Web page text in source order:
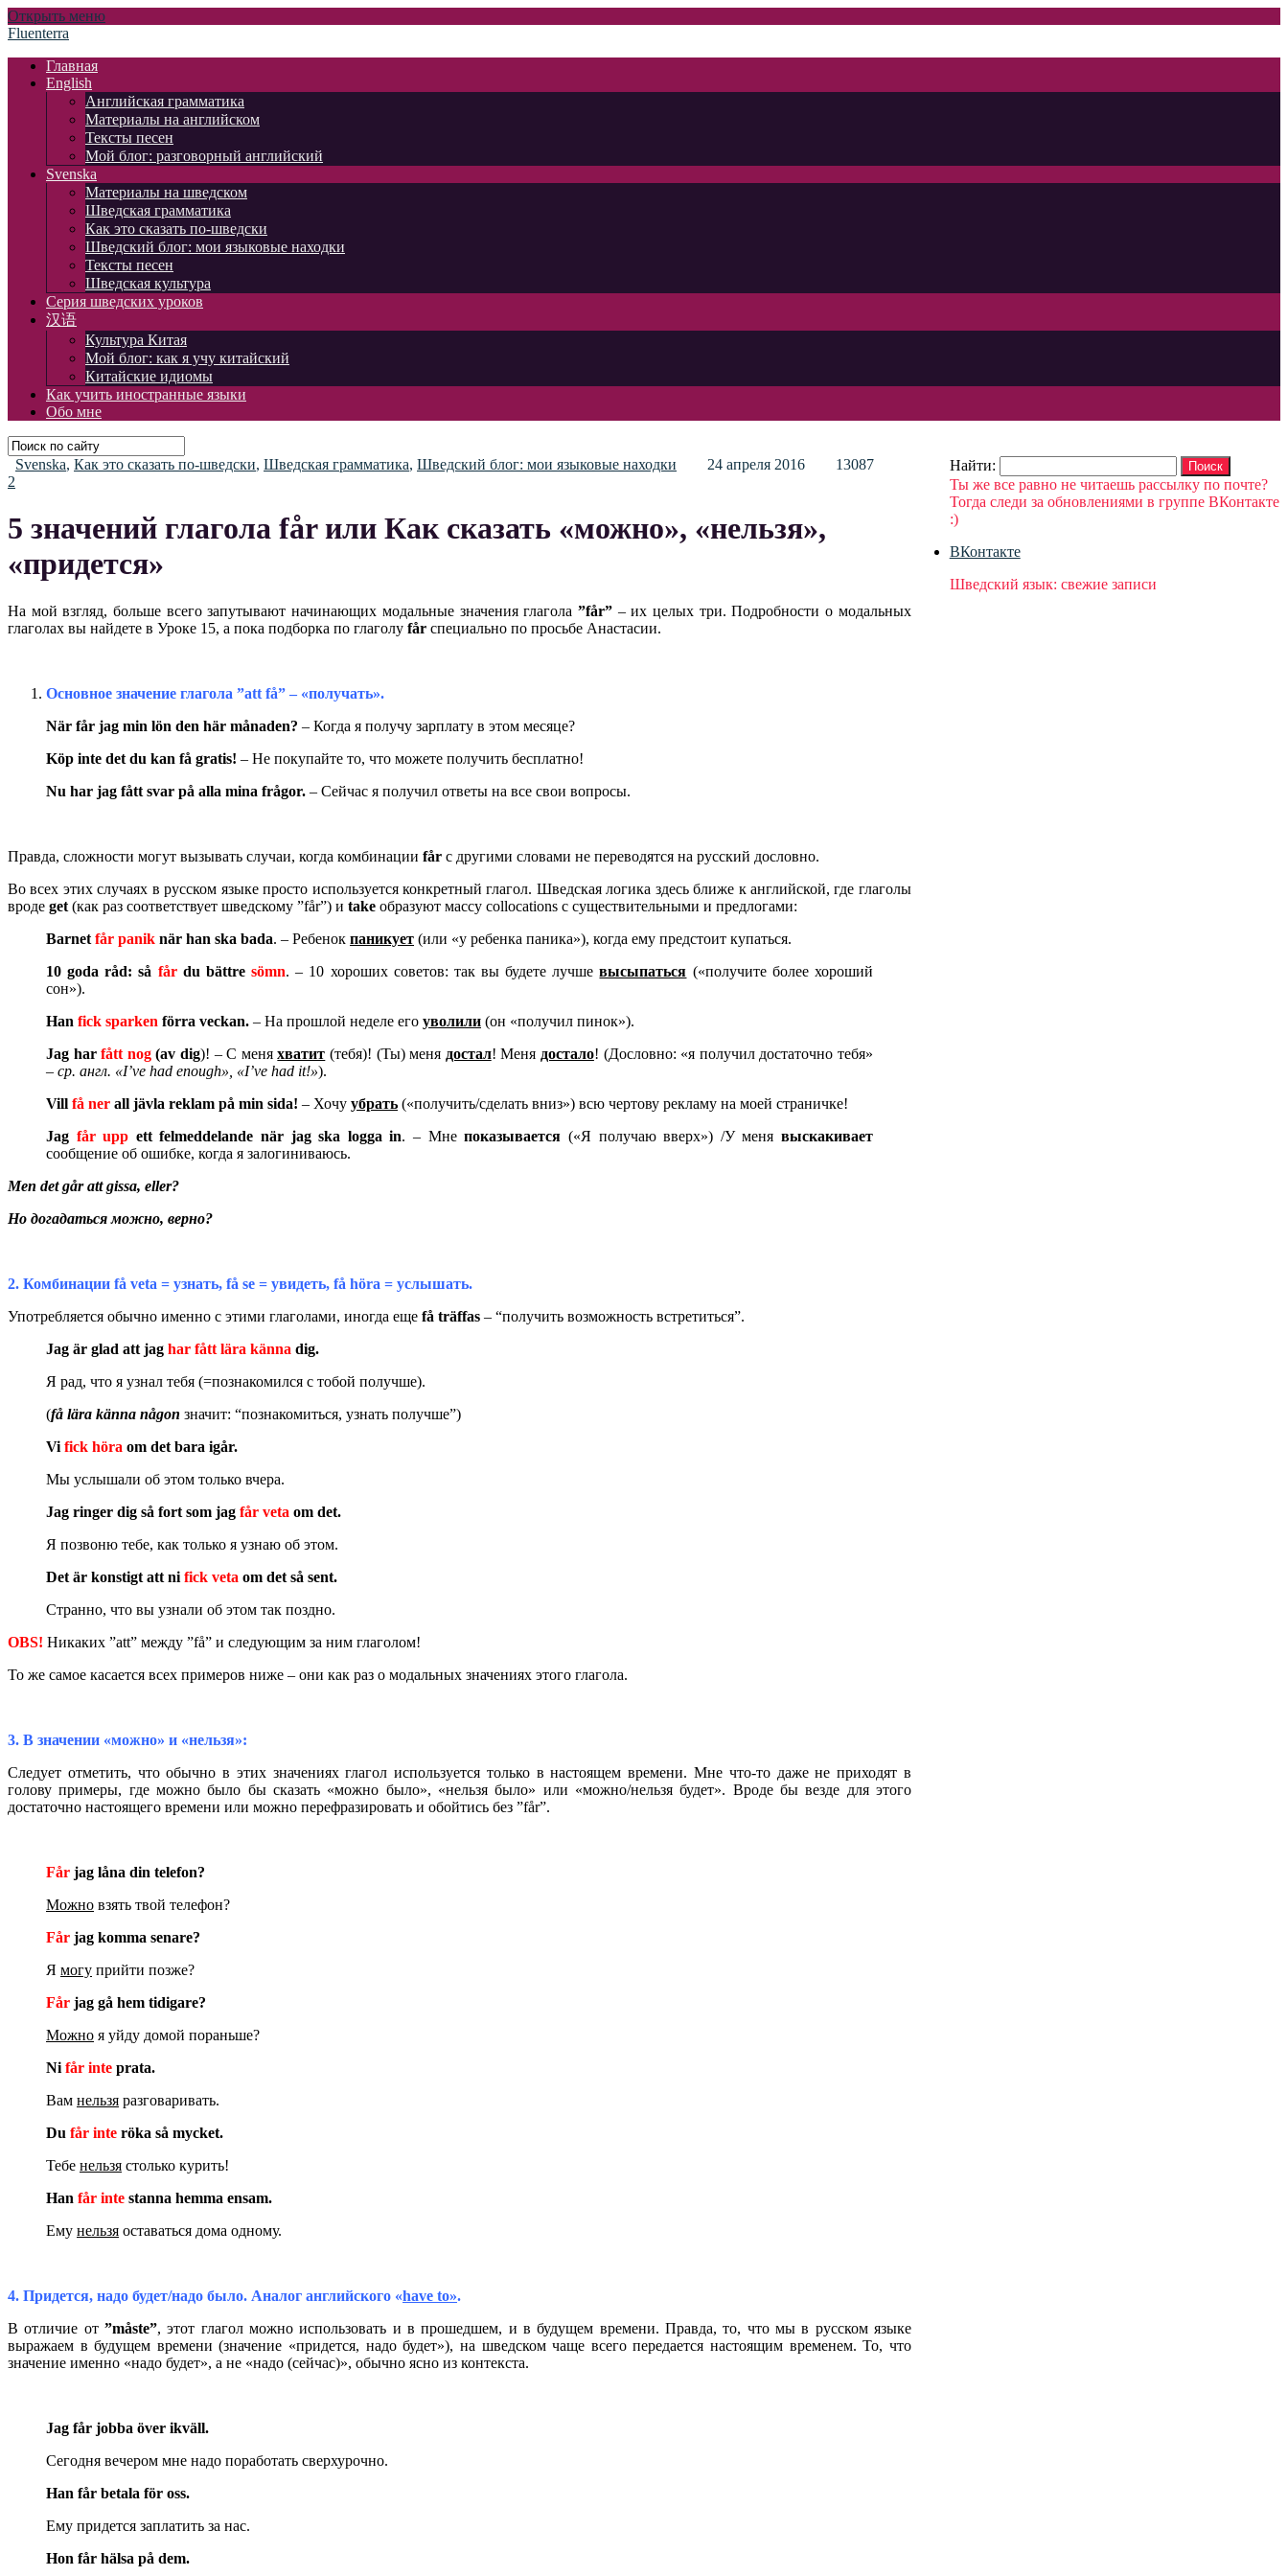
Открыть меню
Fluenterra
Главная
English
Английская грамматика
Материалы на английском
Тексты песен
Мой блог: разговорный английский
Svenska
Материалы на шведском
Шведская грамматика
Как это сказать по-шведски
Шведский блог: мои языковые находки
Тексты песен
Шведская культура
Серия шведских уроков
汉语
Культура Китая
Мой блог: как я учу китайский
Китайские идиомы
Как учить иностранные языки
Обо мне
Svenska, Как это сказать по-шведски, Шведская грамматика, Шведский блог: мои языковые находки 24 апреля 2016
13087
2
5 значений глагола får или Как сказать «можно», «нельзя»,
«придется»
На мой взгляд, больше всего запутывают начинающих модальные значения глагола ”får” – их целых три. Подробности о модальных
глаголах вы найдете в Уроке 15, а пока подборка по глаголу får специально по просьбе Анастасии.
Основное значение глагола ”att få” – «получать».
När får jag min lön den här månaden? – Когда я получу зарплату в этом месяце?
Köp inte det du kan få gratis! – Не покупайте то, что можете получить бесплатно!
Nu har jag fått svar på alla mina frågor. – Сейчас я получил ответы на все свои вопросы.
Правда, сложности могут вызывать случаи, когда комбинации får с другими словами не переводятся на русский дословно.
Во всех этих случаях в русском языке просто используется конкретный глагол. Шведская логика здесь ближе к английской, где глаголы
вроде get (как раз соответствует шведскому ”får”) и take образуют массу collocations с существительными и предлогами:
Barnet får panik när han ska bada. – Ребенок паникует (или «у ребенка паника»), когда ему предстоит купаться.
10goda råd:så får du bättre sömn. – 10 хороших советов: так вы будете лучшевысыпаться («получите более хороший
сон»).
Han fick sparken förra veckan. – На прошлой неделе его уволили (он «получил пинок»).
Jag harfått nog(av dig)! – С меняхватит (тебя)! (Ты) меня достал! Меня достало! (Дословно: «я получил достаточно тебя»
– ср. англ. «I’ve had enough», «I’ve had it!»).
Vill få ner all jävla reklam på min sida! – Хочу убрать («получить/сделать вниз») всю чертову рекламу на моей страничке!
Jag får upp ett felmeddelande när jag ska logga in. – Мнепоказывается («Я получаю вверх») /У меня выскакивает
сообщение об ошибке, когда я залогиниваюсь.
Men det går att gissa, eller?
Но догадаться можно, верно?
2. Комбинации få veta = узнать, få se = увидеть, få höra = услышать.
Употребляется обычно именно с этими глаголами, иногда еще få träffas – “получить возможность встретиться”.
Jag är glad att jag har fått lära känna dig.
Я рад, что я узнал тебя (=познакомился с тобой получше).
(få lära känna någon значит: “познакомиться, узнать получше”)
Vi fick höra om det bara igår.
Мы услышали об этом только вчера.
Jag ringer dig så fort som jag får veta om det.
Я позвоню тебе, как только я узнаю об этом.
Det är konstigt att ni fick veta om det så sent.
Странно, что вы узнали об этом так поздно.
OBS! Никаких ”att” между ”få” и следующим за ним глаголом!
То же самое касается всех примеров ниже – они как раз о модальных значениях этого глагола.
3. В значении «можно» и «нельзя»:
Следует отметить, что обычно в этих значениях глагол используется только в настоящем времени. Мне что-то даже не приходят в
голову примеры, где можно было бы сказать «можно было», «нельзя было» или «можно/нельзя будет». Вроде бы везде для этого
достаточно настоящего времени или можно перефразировать и обойтись без ”får”.
Får jag låna din telefon?
Можно взять твой телефон?
Får jag komma senare?
Я могу прийти позже?
Får jag gå hem tidigare?
Можно я уйду домой пораньше?
Ni får inte prata.
Вам нельзя разговаривать.
Du får inte röka så mycket.
Тебе нельзя столько курить!
Han får inte stanna hemma ensam.
Ему нельзя оставаться дома одному.
4. Придется, надо будет/надо было. Аналог английского «have to».
В отличие от ”måste”, этот глагол можно использовать и в прошедшем, и в будущем времени. Правда, то, что мы в русском языке
выражаем в будущем времени (значение «придется, надо будет»), на шведском чаще всего передается настоящим временем. То, что
значение именно «надо будет», а не «надо (сейчас)», обычно ясно из контекста.
Jag får jobba över ikväll.
Сегодня вечером мне надо поработать сверхурочно.
Han får betala för oss.
Ему придется заплатить за нас.
Hon får hälsa på dem.
Найти:
Ты же все равно не читаешь рассылку по почте?
Тогда следи за обновлениями в группе ВКонтакте
:)
ВКонтакте
Шведский язык: свежие записи